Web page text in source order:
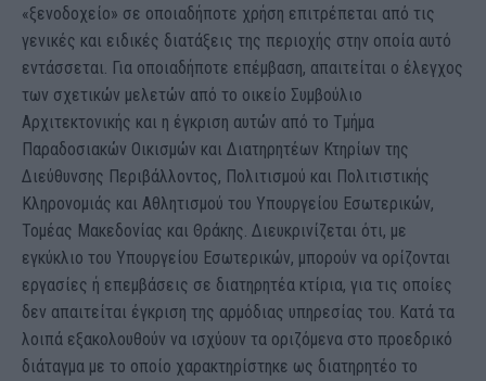
«ξενοδοχείο» σε οποιαδήποτε χρήση επιτρέπεται από τις
γενικές και ειδικές διατάξεις της περιοχής στην οποία αυτό
εντάσσεται. Για οποιαδήποτε επέμβαση, απαιτείται ο έλεγχος
των σχετικών μελετών από το οικείο Συμβούλιο
Αρχιτεκτονικής και η έγκριση αυτών από το Τμήμα
Παραδοσιακών Οικισμών και Διατηρητέων Κτηρίων της
Διεύθυνσης Περιβάλλοντος, Πολιτισμού και Πολιτιστικής
Κληρονομιάς και Αθλητισμού του Υπουργείου Εσωτερικών,
Τομέας Μακεδονίας και Θράκης. Διευκρινίζεται ότι, με
εγκύκλιο του Υπουργείου Εσωτερικών, μπορούν να ορίζονται
εργασίες ή επεμβάσεις σε διατηρητέα κτίρια, για τις οποίες
δεν απαιτείται έγκριση της αρμόδιας υπηρεσίας του. Κατά τα
λοιπά εξακολουθούν να ισχύουν τα οριζόμενα στο προεδρικό
διάταγμα με το οποίο χαρακτηρίστηκε ως διατηρητέο το